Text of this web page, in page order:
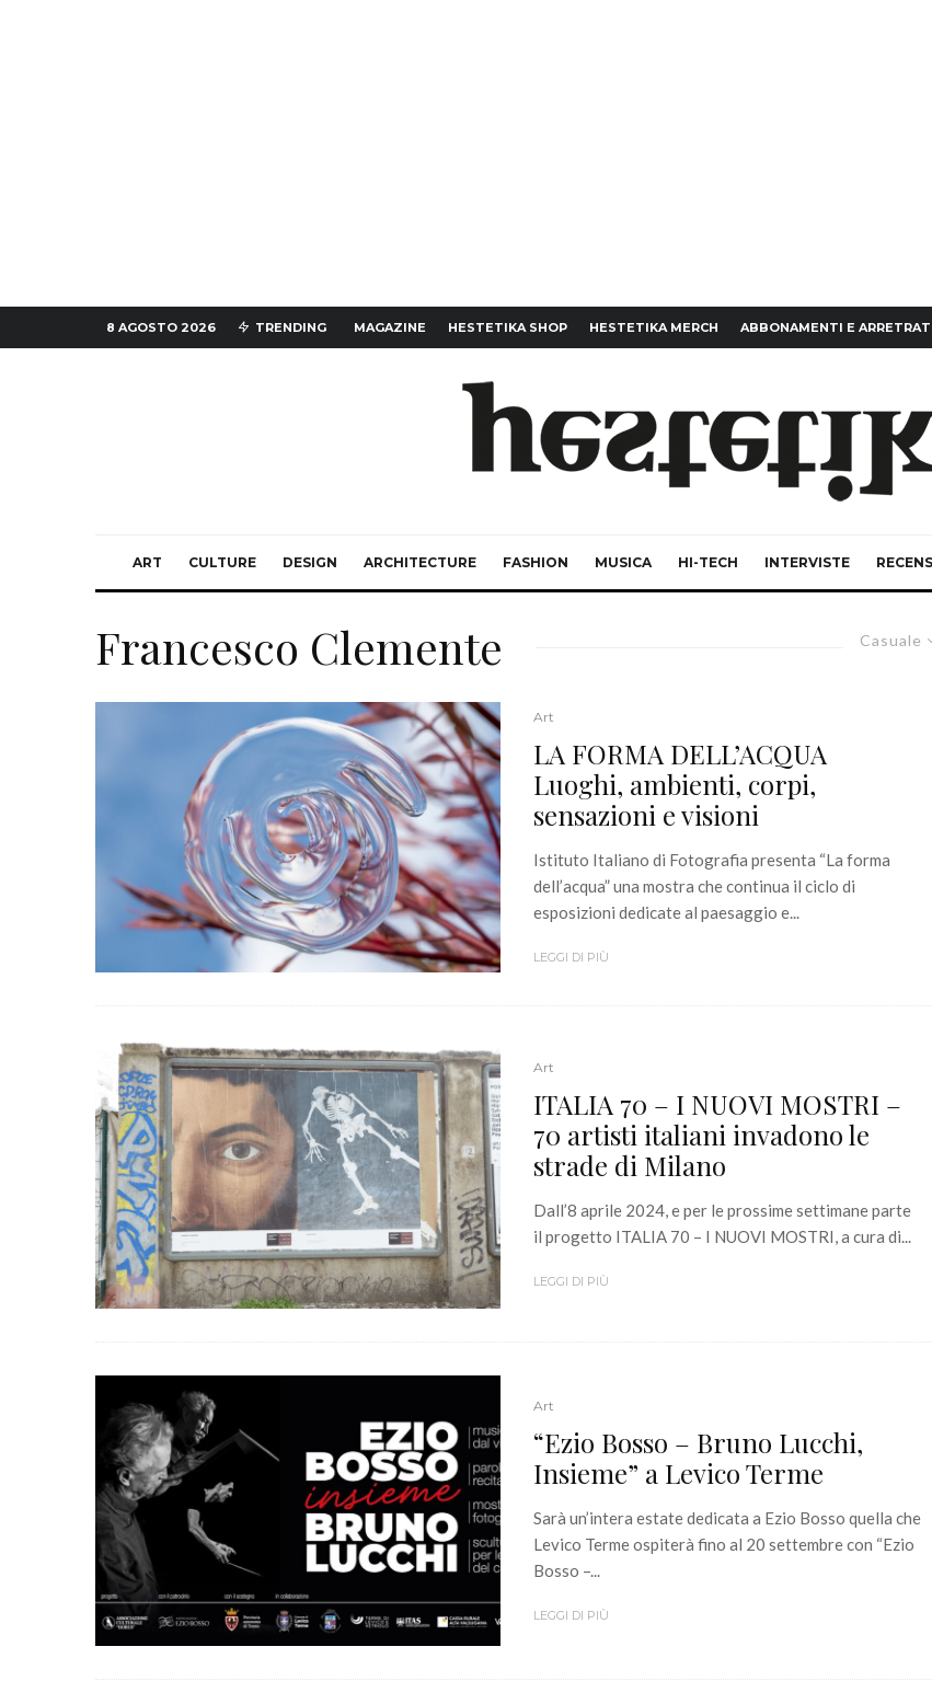
8 AGOSTO 2026 TRENDING MAGAZINE HESTETIKA SHOP HESTETIKA MERCH ABBONAMENTI E
ART CULTURE DESIGN ARCHITECTURE FASHION MUSICA HI-TECH INTERVISTE
Casuale
Francesco Clemente
Art
LA FORMA DELL’ACQUA
Luoghi, ambienti, corpi,
sensazioni e visioni
Istituto Italiano di Fotografia presenta “La forma
dell’acqua” una mostra che continua il ciclo di
esposizioni dedicate al paesaggio e...
LEGGI DI PIÙ
Art
ITALIA 70 – I NUOVI MOSTRI –
70 artisti italiani invadono le
strade di Milano
Dall’8 aprile 2024, e per le prossime settimane parte
il progetto ITALIA 70 – I NUOVI MOSTRI, a cura di...
LEGGI DI PIÙ
Art
“Ezio Bosso – Bruno Lucchi,
Insieme” a Levico Terme
Sarà un’intera estate dedicata a Ezio Bosso quella che
Levico Terme ospiterà fino al 20 settembre con “Ezio
Bosso –...
LEGGI DI PIÙ